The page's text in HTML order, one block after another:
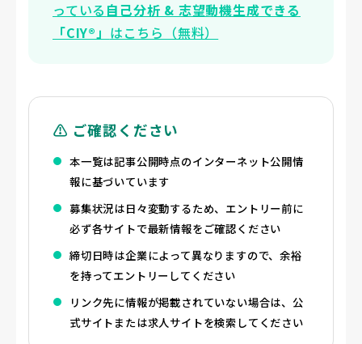
っている 自己分析 & 志望動機生成できる
「CIY®」 はこちら（無料）
⚠️ ご確認ください
本一覧は記事公開時点のインターネット公開情
報に基づいています
募集状況は日々変動するため、エントリー前に
必ず各サイトで最新情報をご確認ください
締切日時は企業によって異なりますので、余裕
を持ってエントリーしてください
リンク先に情報が掲載されていない場合は、公
式サイトまたは求人サイトを検索してください